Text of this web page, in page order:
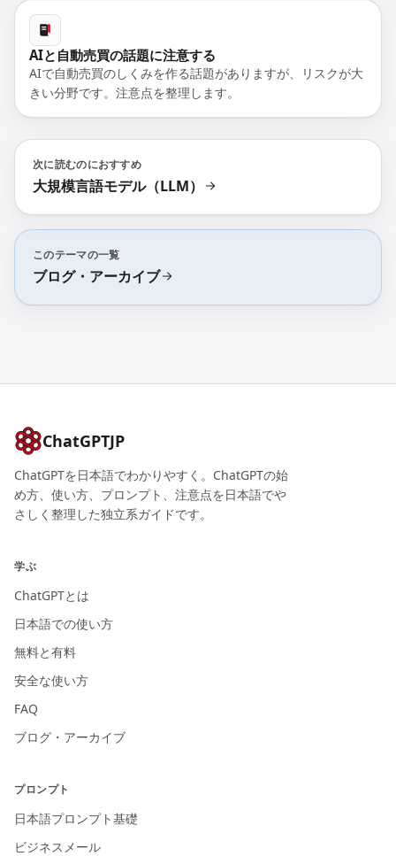
AIと自動売買の話題に注意する
AIで自動売買のしくみを作る話題がありますが、リスクが大
きい分野です。注意点を整理します。
次に読むのにおすすめ
大規模言語モデル（LLM）
このテーマの一覧
ブログ・アーカイブ
ChatGPTJP
ChatGPTを日本語でわかりやすく。ChatGPTの始
め方、使い方、プロンプト、注意点を日本語でや
さしく整理した独立系ガイドです。
学ぶ
ChatGPTとは
日本語での使い方
無料と有料
安全な使い方
FAQ
ブログ・アーカイブ
プロンプト
日本語プロンプト基礎
ビジネスメール